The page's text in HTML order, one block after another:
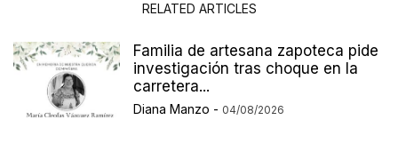
RELATED ARTICLES
Familia de artesana zapoteca pide
investigación tras choque en la
carretera...
Diana Manzo - 04/08/2026